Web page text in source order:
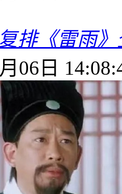
排《雷雨》
06日